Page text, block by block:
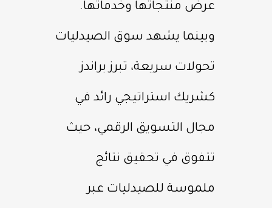
عرض منتجاتها وخدماتها.
وبينما يشهد سوق الصيدليات
تحولات سريعة، تبرز براندز
كشريك استراتيجي رائد في
مجال التسويق الرقمي، حيث
تتفوق في تحقيق نتائج
ملموسة للصيدليات عبر